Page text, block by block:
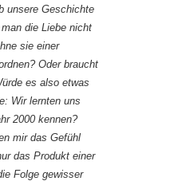
unsere Geschichte
man die Liebe nicht
sie einer
Oder braucht
es also etwas
Wir lernten uns
2000 kennen?
mir das Gefühl
das Produkt einer
Folge gewisser